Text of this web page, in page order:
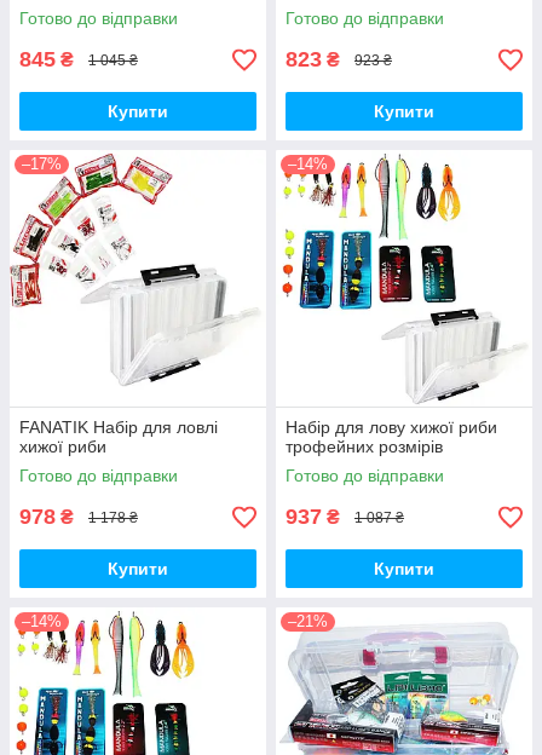
Готово до відправки
845 ₴ 1 045 ₴
Купити
Готово до відправки
823 ₴ 923 ₴
Купити
–17%
FANATIK Набір для ловлі
хижої риби
Готово до відправки
978 ₴ 1 178 ₴
Купити
–14%
Набір для лову хижої риби
трофейних розмірів
Готово до відправки
937 ₴ 1 087 ₴
Купити
–14% –21%